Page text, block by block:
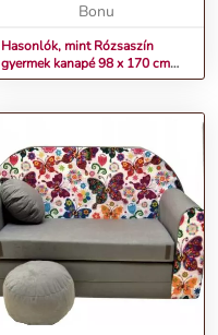
Bonu
Hasonlók, mint Rózsaszín
gyermek kanapé 98 x 170 cm
Velúr